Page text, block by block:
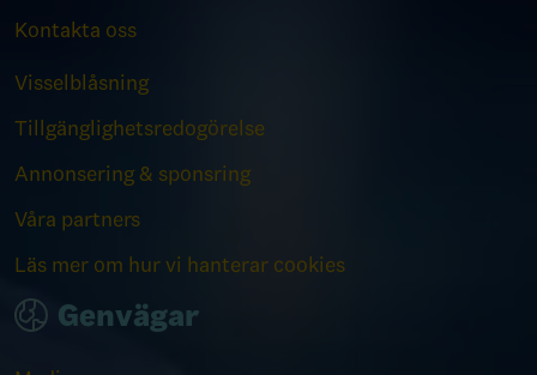
Kontakta oss
Visselblåsning
Tillgänglighetsredogörelse
Annonsering & sponsring
Våra partners
Läs mer om hur vi hanterar cookies
Genvägar